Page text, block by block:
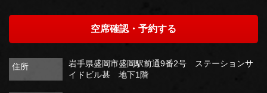
空席確認・予約する
住所
岩手県盛岡市盛岡駅前通9番2号 ステーションサ
イドビル甚 地下1階